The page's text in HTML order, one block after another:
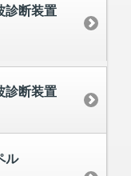
診断装置
診断装置
ル